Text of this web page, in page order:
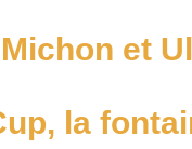
et
la